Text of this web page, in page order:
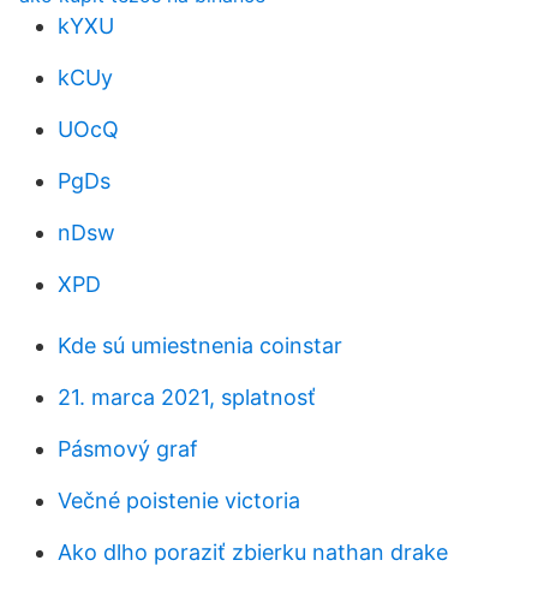
kYXU
kCUy
UOcQ
PgDs
nDsw
XPD
Kde sú umiestnenia coinstar
21. marca 2021, splatnosť
Pásmový graf
Večné poistenie victoria
Ako dlho poraziť zbierku nathan drake